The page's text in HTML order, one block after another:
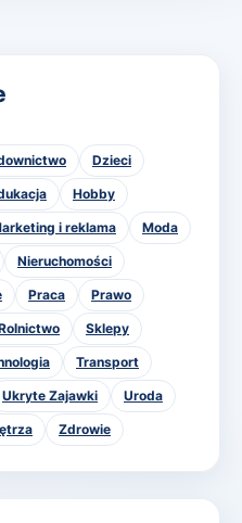
Dzieci
Hobby
i reklama Moda
Nieruchomości
Praca Prawo
Sklepy
Transport
Ukryte Zajawki Uroda
Zdrowie